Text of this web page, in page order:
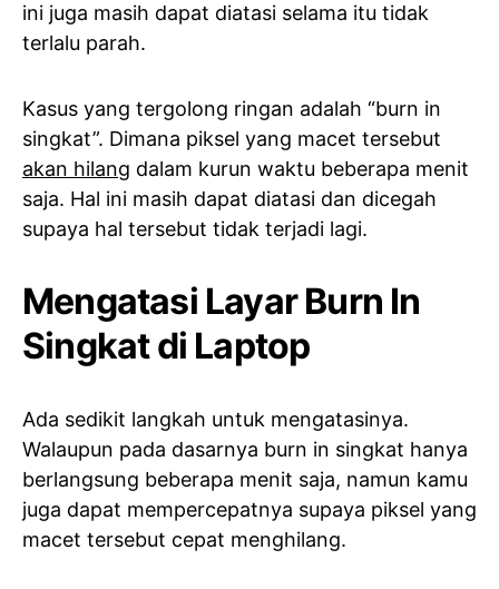
ini juga masih dapat diatasi selama itu tidak
terlalu parah.
Kasus yang tergolong ringan adalah “burn in
singkat”. Dimana piksel yang macet tersebut
akan hilang dalam kurun waktu beberapa menit
saja. Hal ini masih dapat diatasi dan dicegah
supaya hal tersebut tidak terjadi lagi.
Mengatasi Layar Burn In
Singkat di Laptop
Ada sedikit langkah untuk mengatasinya.
Walaupun pada dasarnya burn in singkat hanya
berlangsung beberapa menit saja, namun kamu
juga dapat mempercepatnya supaya piksel yang
macet tersebut cepat menghilang.